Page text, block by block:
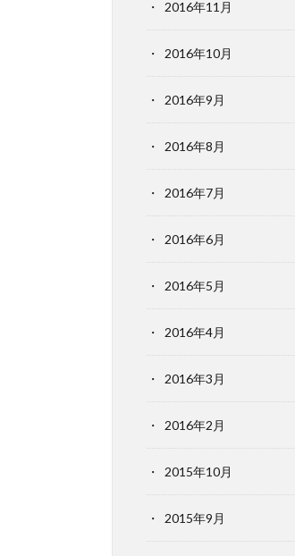
2016年11月
2016年10月
2016年9月
2016年8月
2016年7月
2016年6月
2016年5月
2016年4月
2016年3月
2016年2月
2015年10月
2015年9月